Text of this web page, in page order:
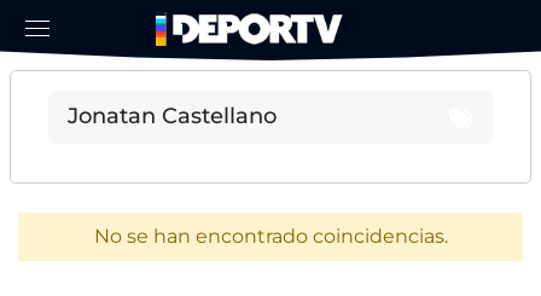
No se han encontrado coincidencias.